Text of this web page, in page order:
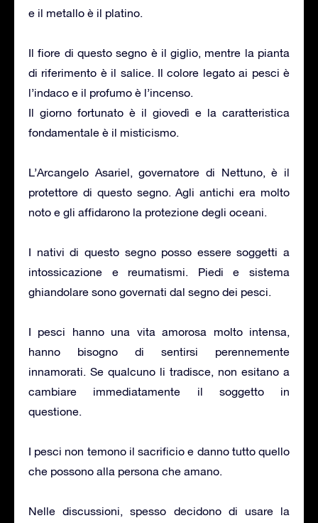
e il metallo è il platino.
Il fiore di questo segno è il giglio, mentre la pianta
di riferimento è il salice. Il colore legato ai pesci è
l’indaco e il profumo è l’incenso.
Il giorno fortunato è il giovedì e la caratteristica
fondamentale è il misticismo.
L’Arcangelo Asariel, governatore di Nettuno, è il
protettore di questo segno. Agli antichi era molto
noto e gli affidarono la protezione degli oceani.
I nativi di questo segno posso essere soggetti a
intossicazione e reumatismi. Piedi e sistema
ghiandolare sono governati dal segno dei pesci.
I pesci hanno una vita amorosa molto intensa,
hanno bisogno di sentirsi perennemente
innamorati. Se qualcuno li tradisce, non esitano a
cambiare immediatamente il soggetto in
questione.
I pesci non temono il sacrificio e danno tutto quello
che possono alla persona che amano.
Nelle discussioni, spesso decidono di usare la